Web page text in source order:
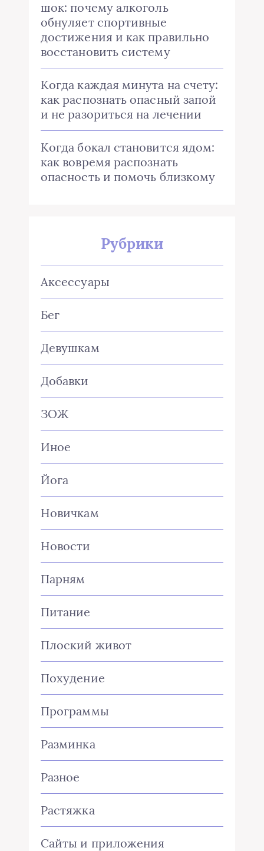
шок: почему алкоголь
обнуляет спортивные
достижения и как правильно
восстановить систему
Когда каждая минута на счету:
как распознать опасный запой
и не разориться на лечении
Когда бокал становится ядом:
как вовремя распознать
опасность и помочь близкому
Рубрики
Аксессуары
Бег
Девушкам
Добавки
ЗОЖ
Иное
Йога
Новичкам
Новости
Парням
Питание
Плоский живот
Похудение
Программы
Разминка
Разное
Растяжка
Сайты и приложения